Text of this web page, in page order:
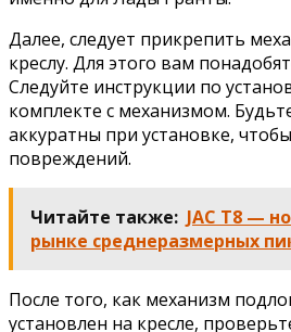
Далее, следует прикрепить
креслу. Для этого вам
Следуйте инструкции по
комплекте с механизмом.
аккуратны при установке,
повреждений.
Читайте также: JAC T8 —
рынке среднеразмерных
После того, как механизм
установлен на кресле,